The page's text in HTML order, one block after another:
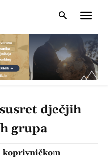
dječjih
grupa
koprivničkom